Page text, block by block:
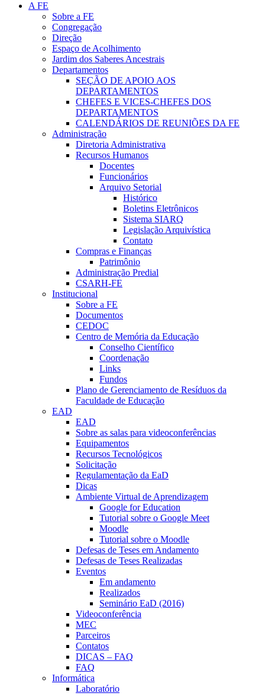
A FE
Sobre a FE
Congregação
Direção
Espaço de Acolhimento
Jardim dos Saberes Ancestrais
Departamentos
SEÇÃO DE APOIO AOS
DEPARTAMENTOS
CHEFES E VICES-CHEFES DOS
DEPARTAMENTOS
CALENDÁRIOS DE REUNIÕES DA FE
Administração
Diretoria Administrativa
Recursos Humanos
Docentes
Funcionários
Arquivo Setorial
Histórico
Boletins Eletrônicos
Sistema SIARQ
Legislação Arquivística
Contato
Compras e Finanças
Patrimônio
Administração Predial
CSARH-FE
Institucional
Sobre a FE
Documentos
CEDOC
Centro de Memória da Educação
Conselho Científico
Coordenação
Links
Fundos
Plano de Gerenciamento de Resíduos da
Faculdade de Educação
EAD
EAD
Sobre as salas para videoconferências
Equipamentos
Recursos Tecnológicos
Solicitação
Regulamentação da EaD
Dicas
Ambiente Virtual de Aprendizagem
Google for Education
Tutorial sobre o Google Meet
Moodle
Tutorial sobre o Moodle
Defesas de Teses em Andamento
Defesas de Teses Realizadas
Eventos
Em andamento
Realizados
Seminário EaD (2016)
Videoconferência
MEC
Parceiros
Contatos
DICAS – FAQ
FAQ
Informática
Laboratório